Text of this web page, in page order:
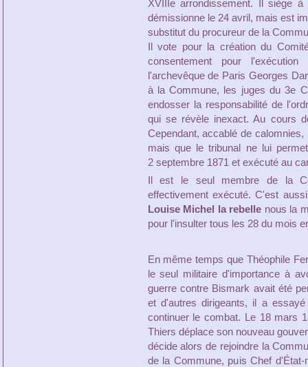
XVIIIe arrondissement. Il siège
démissionne le 24 avril, mais est
substitut du procureur de la
Il vote pour la création du
consentement pour
l'archevêque de Paris Georges
à la Commune, les juges du 3e
endosser la responsabilité de
qui se révèle inexact. Au cours
Cependant, accablé de
mais que le tribunal ne lui
2 septembre 1871 et exécuté au
Il est le seul membre de la
effectivement exécuté. C'est
Louise Michel la rebelle nous la
pour l'insulter tous les 28 du mois
En même temps que Théophile
le seul militaire d'importance à
guerre contre Bismark avait été
et d'autres dirigeants, il a
continuer le combat. Le 18 mars
Thiers déplace son nouveau
décide alors de rejoindre la
de la Commune, puis Chef